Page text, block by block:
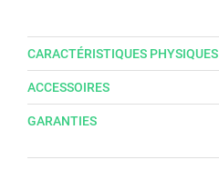
CARACTÉRISTIQUES PHYSIQUES
ACCESSOIRES
GARANTIES